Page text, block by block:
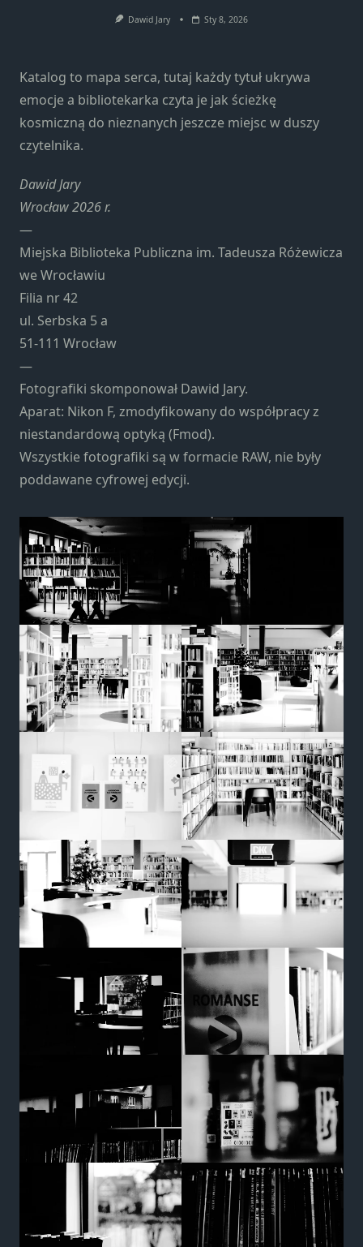
Dawid Jary Sty 8, 2026
Katalog to mapa serca, tutaj każdy tytuł ukrywa
emocje a bibliotekarka czyta je jak ścieżkę
kosmiczną do nieznanych jeszcze miejsc w duszy
czytelnika.
Dawid Jary
Wrocław 2026 r.
—
Miejska Biblioteka Publiczna im. Tadeusza Różewicza
we Wrocławiu
Filia nr 42
ul. Serbska 5 a
51-111 Wrocław
—
Fotografiki skomponował Dawid Jary.
Aparat: Nikon F, zmodyfikowany do współpracy z
niestandardową optyką (Fmod).
Wszystkie fotografiki są w formacie RAW, nie były
poddawane cyfrowej edycji.
do
Abyśmy mogli
poprawić
funkcjonalność
i strukturę
strony
strona jest
używana.
Doświadczenie
Aby nasza
strona
internetowa
działała jak
najlepiej
podczas
twojego
przejścia na nią.
Jeśli odrzucisz te
pliki cookie,
niektóre funkcje
znikną ze strony
internetowej.
Marketing
Udostępniając
zainteresowania i
zachowania
podczas
odwiedzania naszej
strony, zwiększasz
szansę na
zobaczenie
spersonalizowanych
treści i ofert.